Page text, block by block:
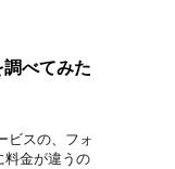
べてみた
ビスの、フォ
料金が違うの